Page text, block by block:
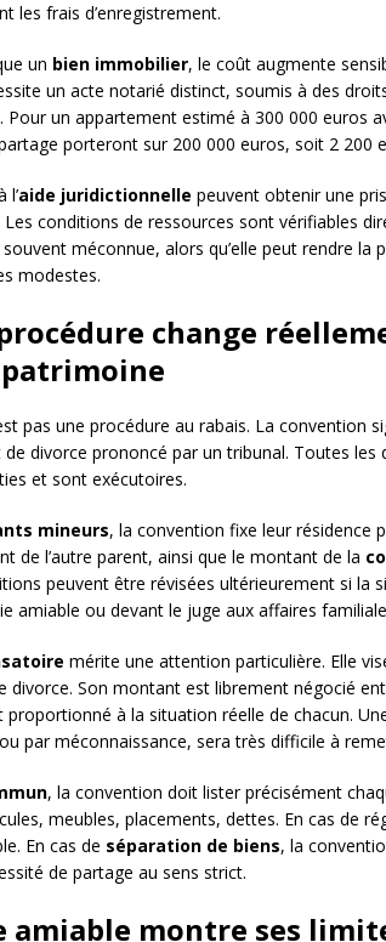
les frais d’enregistrement.
un bien immobilier, le coût augmente
un acte notarié distinct, soumis à des
Pour un appartement estimé à 300 000 euros
porteront sur 200 000 euros, soit 2 200
l’aide juridictionnelle peuvent obtenir une
Les conditions de ressources sont vérifiables
méconnue, alors qu’elle peut rendre la
modestes.
change
pas une procédure au rabais. La convention
de divorce prononcé par un tribunal. Toutes les
et sont exécutoires.
mineurs, la convention fixe leur résidence
de l’autre parent, ainsi que le montant de la
peuvent être révisées ultérieurement si la
amiable ou devant le juge aux affaires
mérite une attention particulière. Elle
divorce. Son montant est librement négocié
proportionné à la situation réelle de chacun.
par méconnaissance, sera très difficile à
, la convention doit lister précisément
meubles, placements, dettes. En cas de
En cas de séparation de biens, la
de partage au sens strict.
amiable montre ses